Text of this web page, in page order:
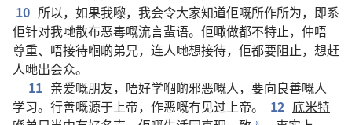
10 所以， 如果我嚟， 我会令大家知道佢嘅所作所为， 即系
佢针对我哋散布恶毒嘅流言蜚语。 佢噉做都不特止， 仲唔
尊重、 唔接待嗰啲弟兄， 连人哋想接待， 佢都要阻止， 想赶
人哋出会众。
11 亲爱嘅朋友， 唔好学嗰啲邪恶嘅人， 要向良善嘅人
学习。 行善嘅源于上帝， 作恶嘅冇见过上帝。 12 底米特